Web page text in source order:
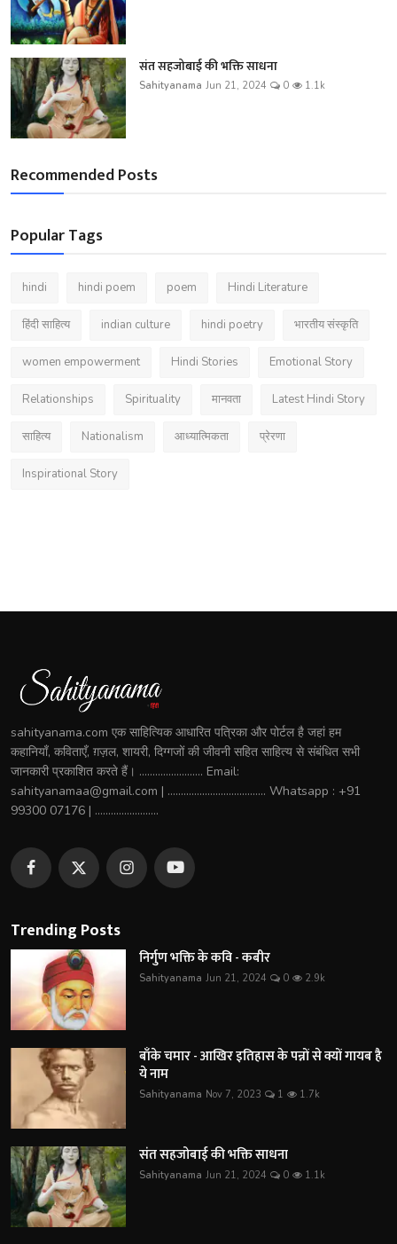
संत सहजोबाई की भक्ति साधना
Sahityanama Jun 21, 2024 0 1.1k
Recommended Posts
Popular Tags
hindi hindi poem poem Hindi Literature
हिंदी साहित्य indian culture hindi poetry भारतीय संस्कृति
women empowerment Hindi Stories Emotional Story
Relationships Spirituality मानवता Latest Hindi Story
साहित्य Nationalism आध्यात्मिकता प्रेरणा
Inspirational Story
sahityanama.com एक साहित्यिक आधारित पत्रिका और पोर्टल है जहां हम
कहानियाँ, कविताएँ, ग़ज़ल, शायरी, दिग्गजों की जीवनी सहित साहित्य से संबंधित सभी
जानकारी प्रकाशित करते हैं। ........................ Email:
sahityanamaa@gmail.com | ..................................... Whatsapp : +91
99300 07176 | ........................
Trending Posts
निर्गुण भक्ति के कवि - कबीर
Sahityanama Jun 21, 2024 0 2.9k
बाँके चमार - आखिर इतिहास के पन्नों से क्यों गायब है
ये नाम
Sahityanama Nov 7, 2023 1 1.7k
संत सहजोबाई की भक्ति साधना
Sahityanama Jun 21, 2024 0 1.1k